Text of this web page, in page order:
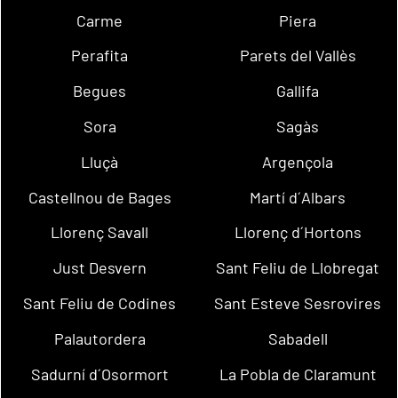
Carme
Piera
Perafita
Parets del Vallès
Begues
Gallifa
Sora
Sagàs
Lluçà
Argençola
Castellnou de Bages
Martí d´Albars
Llorenç Savall
Llorenç d´Hortons
Just Desvern
Sant Feliu de Llobregat
Sant Feliu de Codines
Sant Esteve Sesrovires
Palautordera
Sabadell
Sadurní d´Osormort
La Pobla de Claramunt